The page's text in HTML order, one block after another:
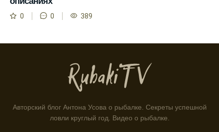
Способ предсказать клев рыбы включает в
Прогноз клева на зимой помогает выбрать
Информация о каждом типе рыбы в
места для рыбалки.
0 0 389
Авторский блог Антона Усова о рыбалке. Секреты успешной
ловли круглый год. Видео о рыбалке.